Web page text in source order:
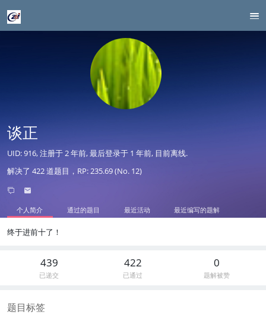
谈正
UID: 916, 注册于2 年前, 最后登录于 1 年前, 目前离线.
解决了 422 道题目，RP: 235.69 (No. 12)
个人简介 通过的题目 最近活动 最近编写的题解
终于进前十了！
439
已递交
422
已通过
0
题解被赞
题目标签